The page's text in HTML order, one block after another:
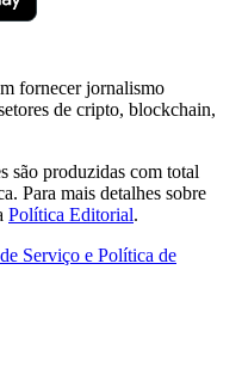
fornecer jornalismo
de cripto, blockchain,
são produzidas com total
Para mais detalhes sobre
Política Editorial.
Serviço e Política de